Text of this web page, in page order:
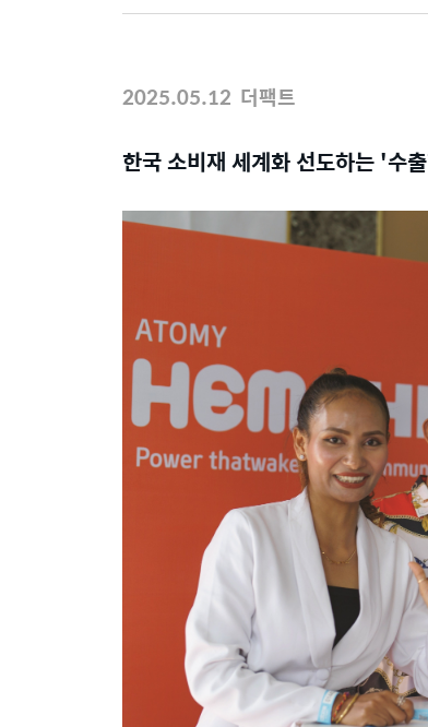
2025.05.12 더팩트
한국 소비재 세계화 선도하는 '수